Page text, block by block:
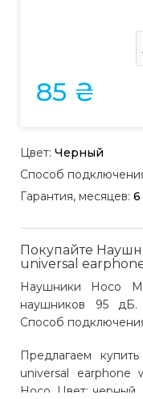
85 ₴
Цвет: Черный
Способ
Гарантия, месяцев: 6
Покупайте
universal
Наушники Hoco
наушников 95 дБ.
Способ
Предлагаем
universal
Hoco. Цвет: черный.